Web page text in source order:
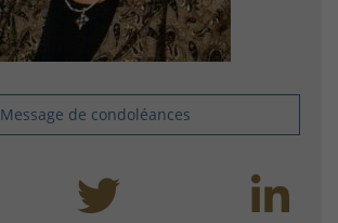
Message de condoléances